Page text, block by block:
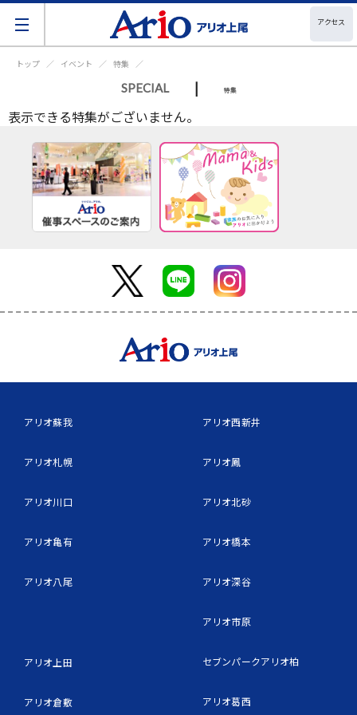
アクセス
トップ イベント 特集
SPECIAL | 特集
表示できる特集がございません。
アリオ蘇我
アリオ札幌
アリオ川口
アリオ亀有
アリオ八尾
アリオ上田
アリオ倉敷
アリオ西新井
アリオ鳳
アリオ北砂
アリオ橋本
アリオ深谷
アリオ市原
セブンパークアリオ柏
アリオ葛西